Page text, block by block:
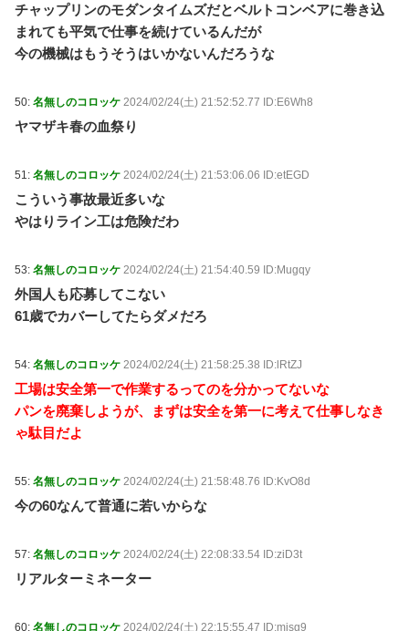
チャップリンのモダンタイムズだとベルトコンベアに巻き込
まれても平気で仕事を続けているんだが
今の機械はもうそうはいかないんだろうな
50: 名無しのコロッケ 2024/02/24(土) 21:52:52.77 ID:E6Wh8
ヤマザキ春の血祭り
51: 名無しのコロッケ 2024/02/24(土) 21:53:06.06 ID:etEGD
こういう事故最近多いな
やはりライン工は危険だわ
53: 名無しのコロッケ 2024/02/24(土) 21:54:40.59 ID:Mugqy
外国人も応募してこない
61歳でカバーしてたらダメだろ
54: 名無しのコロッケ 2024/02/24(土) 21:58:25.38 ID:lRtZJ
工場は安全第一で作業するってのを分かってないな
パンを廃棄しようが、まずは安全を第一に考えて仕事しなき
ゃ駄目だよ
55: 名無しのコロッケ 2024/02/24(土) 21:58:48.76 ID:KvO8d
今の60なんて普通に若いからな
57: 名無しのコロッケ 2024/02/24(土) 22:08:33.54 ID:ziD3t
リアルターミネーター
60: 名無しのコロッケ 2024/02/24(土) 22:15:55.47 ID:misg9